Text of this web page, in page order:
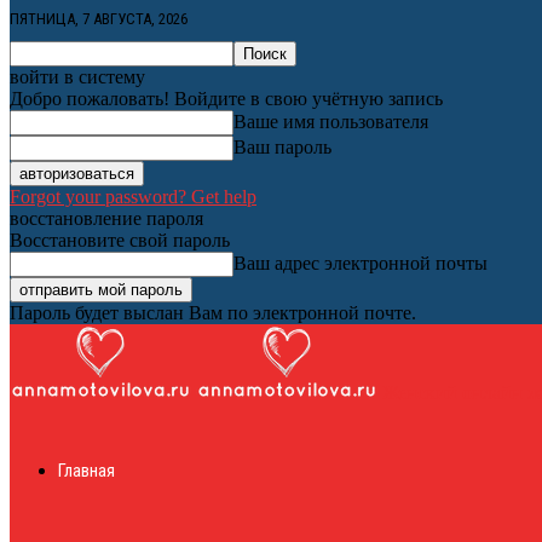
ПЯТНИЦА, 7 АВГУСТА, 2026
войти в систему
Добро пожаловать! Войдите в свою учётную запись
Ваше имя пользователя
Ваш пароль
Forgot your password? Get help
восстановление пароля
Восстановите свой пароль
Ваш адрес электронной почты
Пароль будет выслан Вам по электронной почте.
Главная